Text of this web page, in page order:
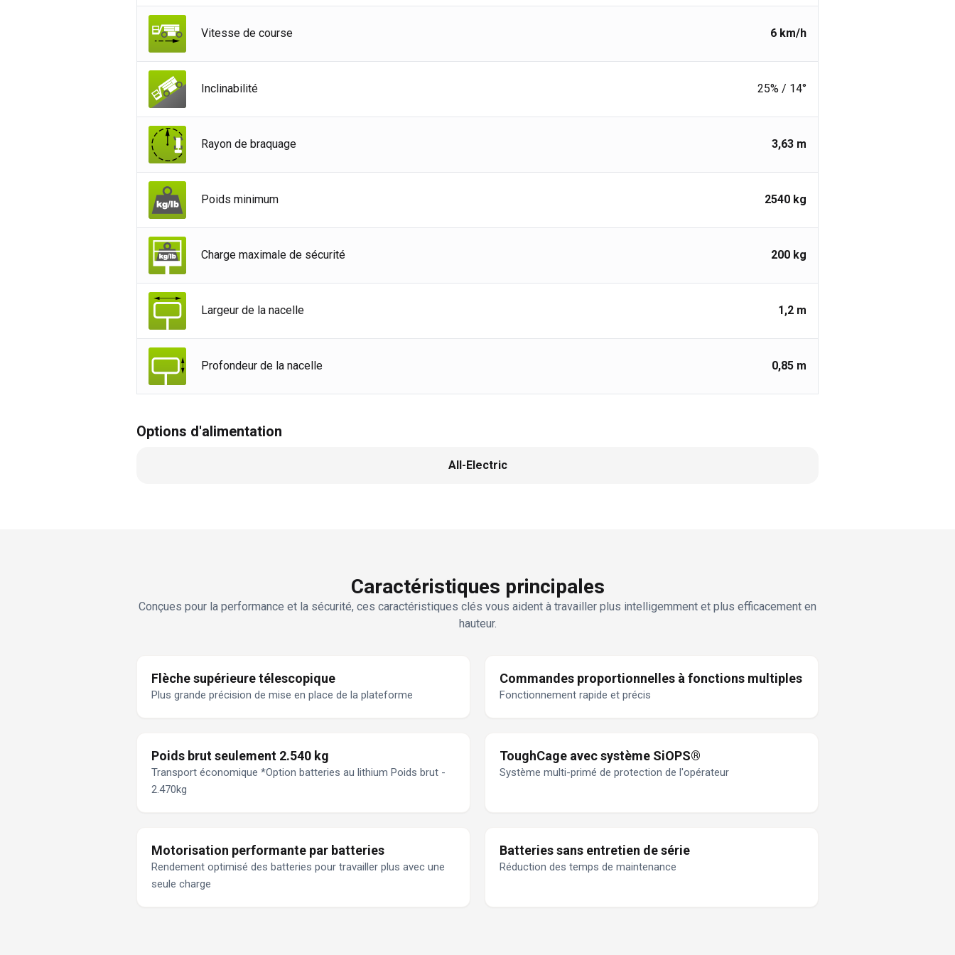
Vitesse de course 6 km/h
Inclinabilité 25% / 14°
Rayon de braquage 3,63 m
Poids minimum 2540 kg
Charge maximale de sécurité 200 kg
Largeur de la nacelle 1,2 m
Profondeur de la nacelle 0,85 m
Options d'alimentation
All-Electric
Caractéristiques principales
Conçues pour la performance et la sécurité, ces caractéristiques clés vous aident à travailler plus intelligemment et plus efficacement en
hauteur.
Flèche supérieure télescopique
Plus grande précision de mise en place de la plateforme
Commandes proportionnelles à fonctions multiples
Fonctionnement rapide et précis
Poids brut seulement 2.540 kg
Transport économique *Option batteries au lithium Poids brut -
2.470kg
ToughCage avec système SiOPS®
Système multi-primé de protection de l'opérateur
Motorisation performante par batteries
Rendement optimisé des batteries pour travailler plus avec une
seule charge
Batteries sans entretien de série
Réduction des temps de maintenance
Netherlands
Nederlands